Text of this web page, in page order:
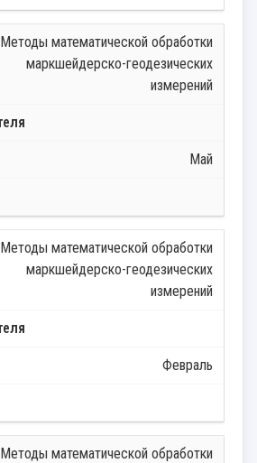
Методы математической обработки
маркшейдерско-геодезических
измерений
Май
Методы математической обработки
маркшейдерско-геодезических
измерений
Февраль
Методы математической обработки